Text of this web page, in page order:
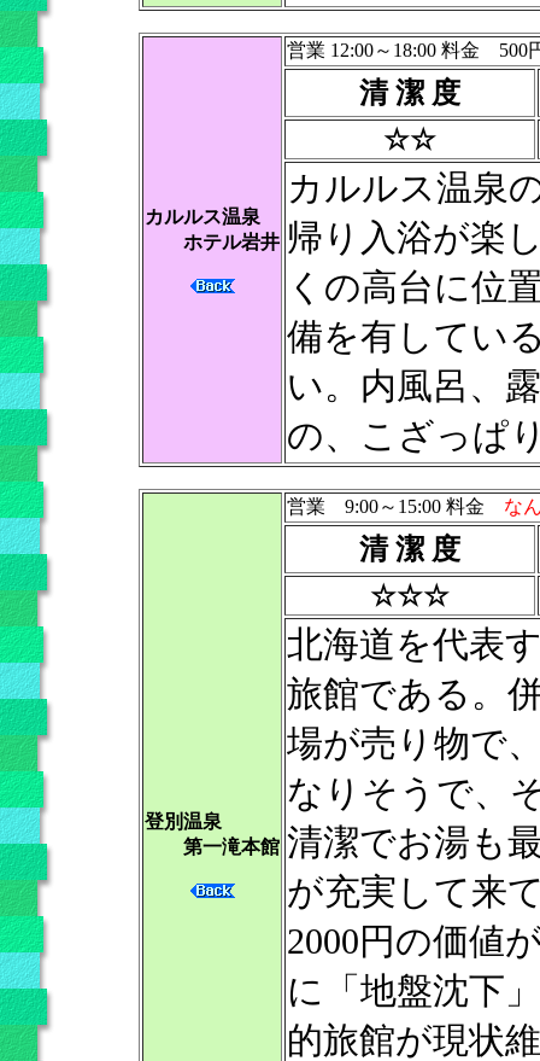
カルルス温泉
ホテル岩井
営業 12:00～18:00 料金 500
清 潔 度
☆☆
カルルス温泉
帰り入浴が楽
くの高台に位
備を有してい
い。内風呂、
の、こざっぱ
登別温泉
第一滝本館
営業 9:00～15:00 料金 な
清 潔 度
☆☆☆
北海道を代表
旅館である。
場が売り物で
なりそうで、
清潔でお湯も
が充実して来
2000円の価値
に「地盤沈下
的旅館が現状